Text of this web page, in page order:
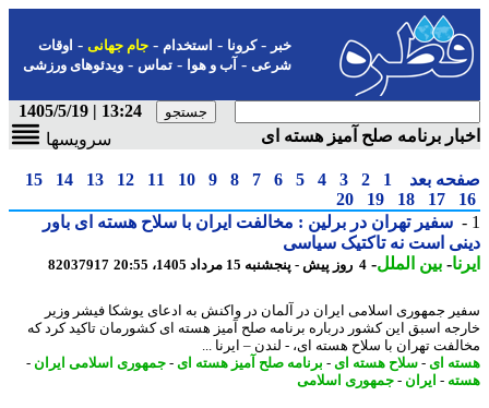
-کرونا-استخدام- جام جهانی-اوقات
شرعی-آب و هوا-تماس-ویدئوهای ورزشی
13:24 | 1405/5/19
برنامه صلح آمیز هسته ای
سرویسها
بعد 1
2
3
4
5
6
7
8
9
10
11
12
13
14
15
17
18
19
20
سفیر تهران در برلین : مخالفت ایران با سلاح هسته ای باور
است نه تاکتیک سیاسی
-بین الملل-4 روز پیش - پنجشنبه 15 مرداد 1405، 20:55 82037917
جمهوری اسلامی ایران در آلمان در واکنش به ادعای یوشکا فیشر وزیر
اسبق این کشور درباره برنامه صلح آمیز هسته ای کشورمان تاکید کرد که
تهران با سلاح هسته ای، - لندن – ایرنا ...
ای- سلاح هسته ای- برنامه صلح آمیز هسته ای- جمهوری اسلامی ایران -
-ایران - جمهوری اسلامی